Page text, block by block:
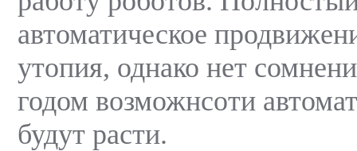
автоматическое
утопия, однако нет
годом возможнсоти
будут расти.